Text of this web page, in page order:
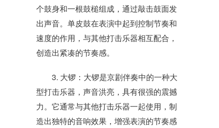
个鼓身和一根鼓槌组成，通过敲击鼓面发
出声音。单皮鼓在表演中起到控制节奏和
速度的作用，与其他打击乐器相互配合，
创造出紧凑的节奏感。
3. 大锣：大锣是京剧伴奏中的一种大
型打击乐器，声音洪亮，具有很强的震撼
力。它通常与其他打击乐器一起使用，制
造出独特的音响效果，增强表演的节奏感